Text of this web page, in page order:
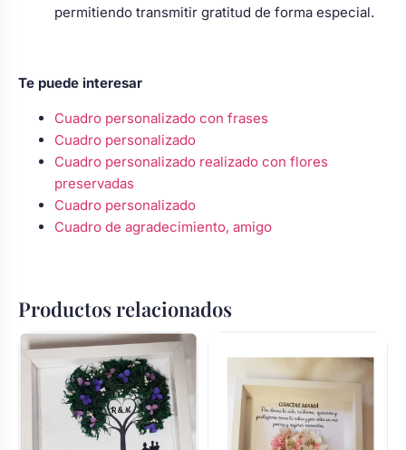
permitiendo transmitir gratitud de forma especial.
Te puede interesar
Cuadro personalizado con frases
Cuadro personalizado
Cuadro personalizado realizado con flores
preservadas
Cuadro personalizado
Cuadro de agradecimiento, amigo
Productos relacionados